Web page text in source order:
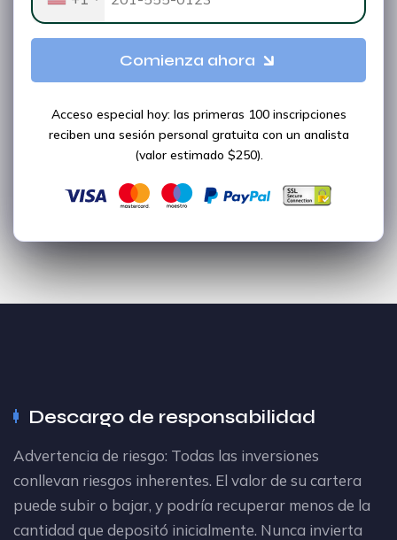
Comienza ahora
Acceso especial hoy: las primeras 100 inscripciones
reciben una sesión personal gratuita con un analista
(valor estimado $250).
Descargo de responsabilidad
Advertencia de riesgo: Todas las inversiones
conllevan riesgos inherentes. El valor de su cartera
puede subir o bajar, y podría recuperar menos de la
cantidad que depositó inicialmente. Nunca invierta